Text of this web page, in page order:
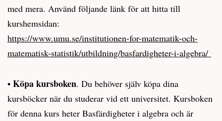
med mera. Använd följande länk för att hitta till
kurshemsidan:
https://www.umu.se/institutionen-for-matematik-och-
matematisk-statistik/utbildning/basfardigheter-i-algebra/
• Köpa kursboken. Du behöver själv köpa dina
kursböcker när du studerar vid ett universitet. Kursboken
för denna kurs heter Basfärdigheter i algebra och är